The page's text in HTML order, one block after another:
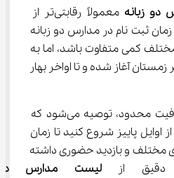
دو زبانه
معمولاً رقابتی‌تر از
ثبت نام در مدارس دو زبانه
کمی متفاوت باشد، اما به
زمستان آغاز شده و تا اواخر بهار
به دلیل تقاضای بالا و ظرفیت محدود، توصیه می‌شود که
اوایل پاییز شروع کنید تا زمان
بررسی گزینه‌های مختلف و بازدید حضوری داشته
دقیق از لیست مدارس